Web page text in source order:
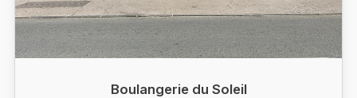
Boulangerie du Soleil